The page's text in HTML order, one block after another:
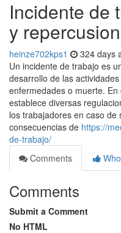
Incidente de
y
heinze702kps1 324 days
Un incidente de trabajo es
desarrollo de las
enfermedades o muerte.
establece diversas
los trabajadores en caso
consecuencias de https://
de-trabajo/
Comments
Comments
Submit a Comment
No HTML